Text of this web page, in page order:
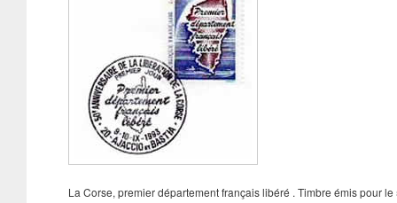
La Corse, premier département français libéré . Timbre émis pour le